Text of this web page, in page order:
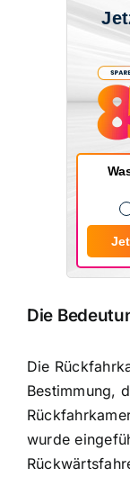
Die
Die
Bestimmung,
wurde